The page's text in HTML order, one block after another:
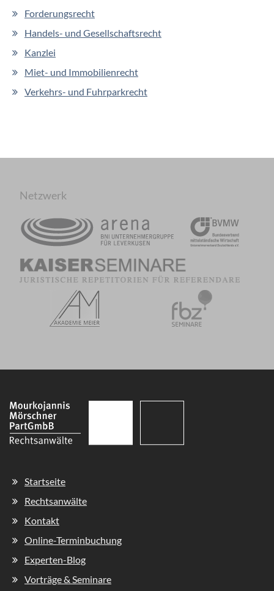
Forderungsrecht
Handels- und Gesellschaftsrecht
Kanzlei
Miet- und Immobilienrecht
Verkehrs- und Fuhrparkrecht
Netzwerk
Navigation
Startseite
Rechtsanwälte
Kontakt
Online-Terminbuchung
Experten-Blog
Vorträge & Seminare